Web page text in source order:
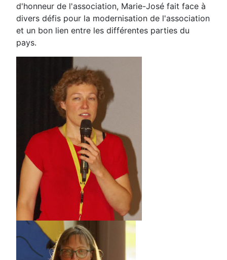
d'honneur de l'association, Marie-José fait face à
divers défis pour la modernisation de l'association
et un bon lien entre les différentes parties du
pays.